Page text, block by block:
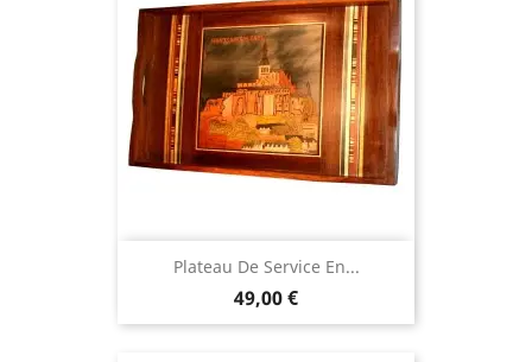
Plateau De Service En...
Prix
49,00 €